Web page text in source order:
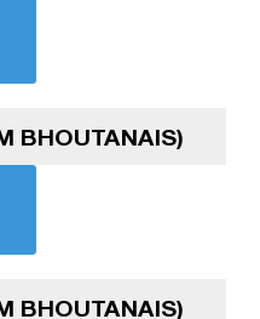
BHOUTANAIS)
BHOUTANAIS)